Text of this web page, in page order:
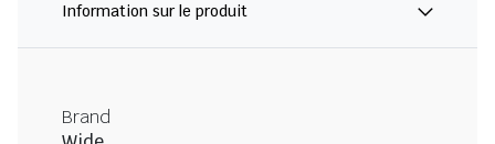
Information sur le produit
Brand